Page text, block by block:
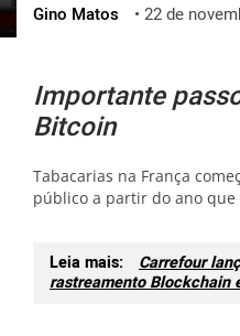
ქართული
Gino Matos • 22 de
Importante
Bitcoin
Tabacarias na França
público a partir do ano que
Leia mais:
Carrefour
rastreamento Blockchain